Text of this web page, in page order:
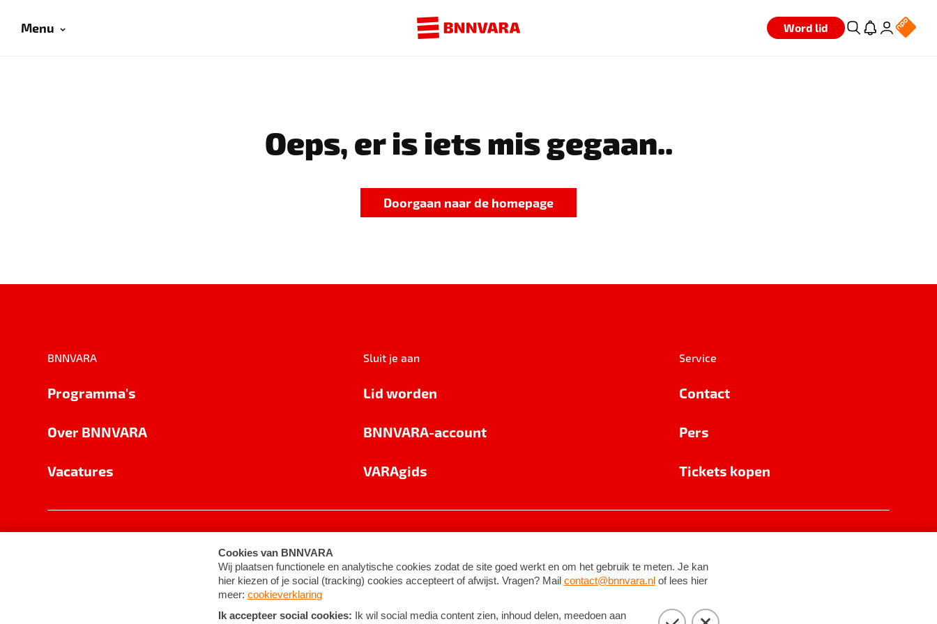
Menu Word lid
Oeps, er is iets mis gegaan..
Doorgaan naar de homepage
BNNVARA
Programma's
Over BNNVARA
Vacatures
Sluit je aan
Lid worden
BNNVARA-account
VARAgids
Service
Contact
Pers
Tickets kopen
Cookie-instellingen Algemene voorwaarden ©2026BNNVARA